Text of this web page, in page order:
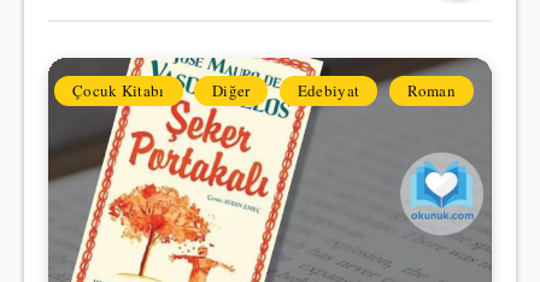
Çocuk Kitabı Diğer Edebiyat Roman